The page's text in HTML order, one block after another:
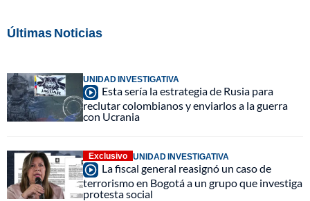
Últimas Noticias
UNIDAD INVESTIGATIVA
Esta sería la estrategia de Rusia para
reclutar colombianos y enviarlos a la guerra
con Ucrania
Exclusivo UNIDAD INVESTIGATIVA
La fiscal general reasignó un caso de
terrorismo en Bogotá a un grupo que investiga
protesta social